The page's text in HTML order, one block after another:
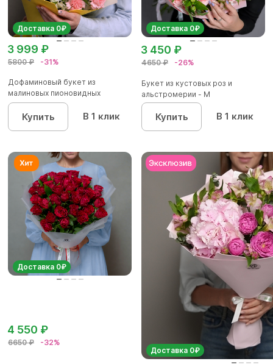
Доставка 0₽
5800 ₽ -31%
3 999 ₽
Дофаминовый букет из
малиновых пионовидных
кустовых роз...
Купить В 1 клик
Доставка 0₽
4650 ₽ -26%
3 450 ₽
Букет из кустовых роз и
альстромерии - М
Купить В 1 клик
Доставка 0₽
6650 ₽ -32%
4 550 ₽
Доставка 0₽